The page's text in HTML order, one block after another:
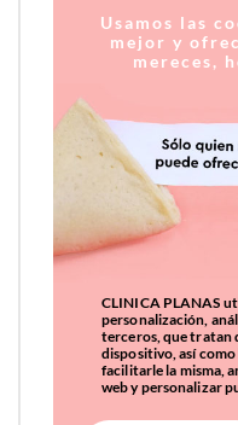
Usamos las
mejor y
mereces,
CLINICA PLANAS
personalización,
terceros, que tratan
dispositivo, así
facilitarle la misma,
web y personalizar